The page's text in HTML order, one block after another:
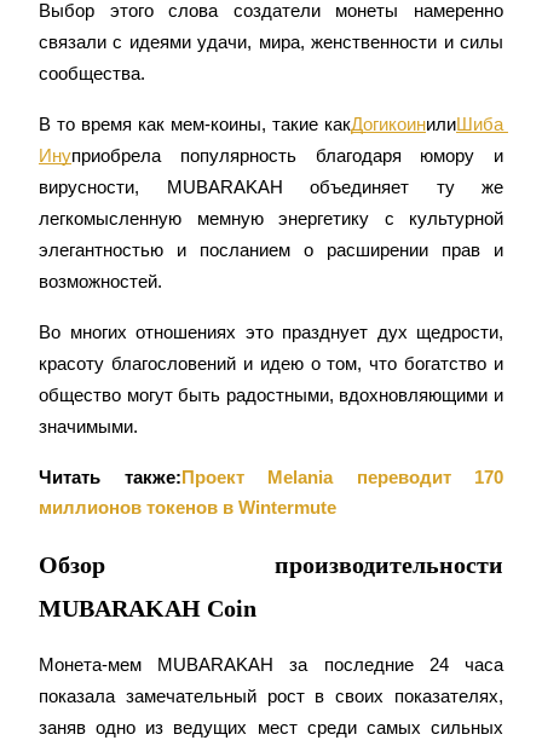
Станьте копи-трейдером
Наслаждайтесь распределением прибыли и комиссиями
Информация
Анализ больших данных, включая торговую информацию
и т. д.
Гид
Руководство для начинающих по фьючерсам
Выбор этого слова создатели монеты намеренно
связали с идеями удачи, мира, женственности и силы
сообщества.
В то время как мем-коины, такие какДогикоинилиШиба
Инуприобрела популярность благодаря юмору и
вирусности, MUBARAKAH объединяет ту же
легкомысленную мемную энергетику с культурной
элегантностью и посланием о расширении прав и
возможностей.
Во многих отношениях это празднует дух щедрости,
красоту благословений и идею о том, что богатство и
общество могут быть радостными, вдохновляющими и
значимыми.
Читать также: Проект Melania переводит 170
миллионов токенов в Wintermute
Обзор производительности
MUBARAKAH Coin
Монета-мем MUBARAKAH за последние 24 часа
показала замечательный рост в своих показателях,
заняв одно из ведущих мест среди самых сильных